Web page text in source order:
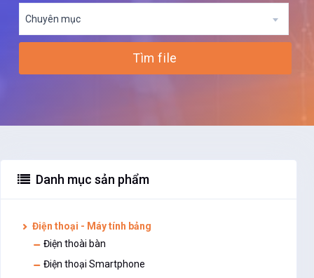
Chuyên mục
Tìm file
Danh mục sản phẩm
Điện thoại - Máy tính bảng
Điện thoài bàn
Điện thoại Smartphone